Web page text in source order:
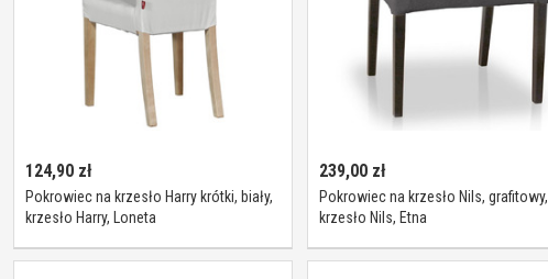
124,90 zł
Pokrowiec na krzesło Harry krótki, biały,
krzesło Harry, Loneta
239,00zł
Pokrowiec na krzesło Nils, grafitowy,
krzesło Nils, Etna